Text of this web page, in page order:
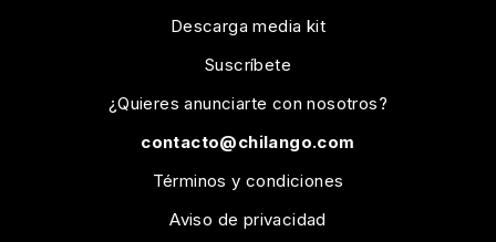
Descarga media kit
Suscríbete
¿Quieres anunciarte con nosotros?
contacto@chilango.com
Términos y condiciones
Aviso de privacidad